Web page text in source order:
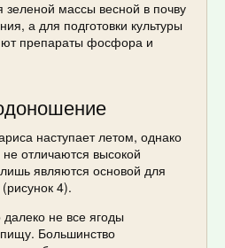
массы весной в почву
а для подготовки культуры
препараты фосфора и
наступает летом, однако
отличаются высокой
являются основой для
4).
не все ягоды
Большинство